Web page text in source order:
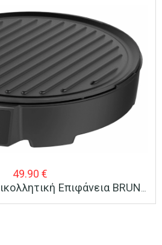
49.90 €